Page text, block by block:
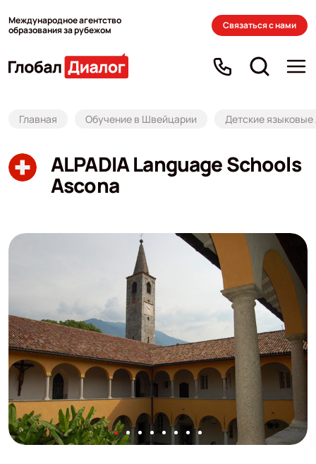
Международное агентство
образования за рубежом
Связаться с нами
Главная Обучение в Швейцарии Детские
ALPADIA Language Schools
Ascona